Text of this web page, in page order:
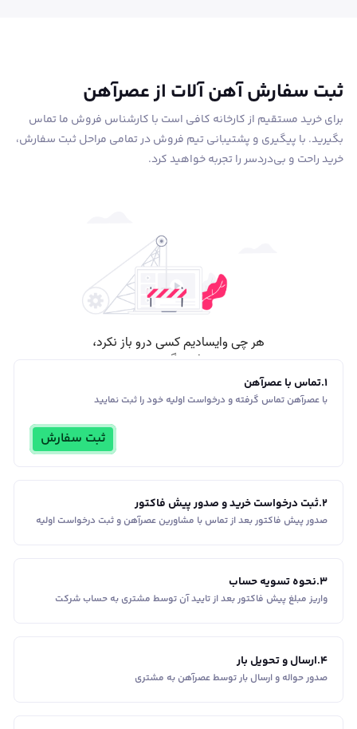
ثبت سفارش آهن آلات از عصرآهن
برای خرید مستقیم از کارخانه کافی است با کارشناس فروش ما تماس
بگیرید. با پیگیری و پشتیبانی تیم فروش در تمامی مراحل ثبت سفارش،
خرید راحت و بی‌دردسر را تجربه خواهید کرد.
1
.تماس با عصرآهن
با عصرآهن تماس گرفته و درخواست اولیه خود را ثبت نمایید
ثبت سفارش
2
.ثبت درخواست خرید و صدور پیش فاکتور
صدور پیش فاکتور بعد از تماس با مشاورین عصر‌آهن و ثبت درخواست اولیه
3
.نحوه تسویه حساب
واریز مبلغ پیش فاکتور بعد از تایید آن توسط مشتری به حساب شرکت
4
.ارسال و تحویل بار
صدور حواله و ارسال بار توسط عصرآهن به مشتری